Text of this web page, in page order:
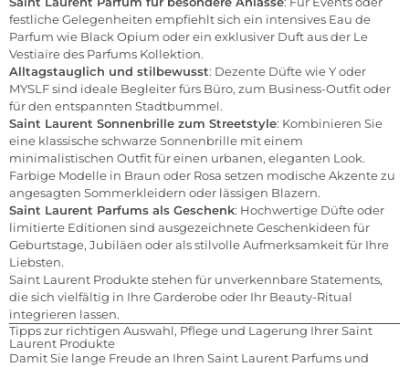
festliche Gelegenheiten empfiehlt sich ein intensives Eau de
Parfum wie Black Opium oder ein exklusiver Duft aus der Le
Vestiaire des Parfums Kollektion.
Alltagstauglich und stilbewusst: Dezente Düfte wie Y oder
MYSLF sind ideale Begleiter fürs Büro, zum Business-Outfit oder
für den entspannten Stadtbummel.
Saint Laurent Sonnenbrille zum Streetstyle: Kombinieren Sie
eine klassische schwarze Sonnenbrille mit einem
minimalistischen Outfit für einen urbanen, eleganten Look.
Farbige Modelle in Braun oder Rosa setzen modische Akzente zu
angesagten Sommerkleidern oder lässigen Blazern.
Saint Laurent Parfums als Geschenk: Hochwertige Düfte oder
limitierte Editionen sind ausgezeichnete Geschenkideen für
Geburtstage, Jubiläen oder als stilvolle Aufmerksamkeit für Ihre
Liebsten.
Saint Laurent Produkte stehen für unverkennbare Statements,
die sich vielfältig in Ihre Garderobe oder Ihr Beauty-Ritual
integrieren lassen.
Tipps zur richtigen Auswahl, Pflege und Lagerung Ihrer Saint
Laurent Produkte
Damit Sie lange Freude an Ihren Saint Laurent Parfums und